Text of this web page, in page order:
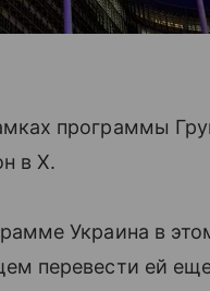
программы
в X.
Украина в
перевести ей